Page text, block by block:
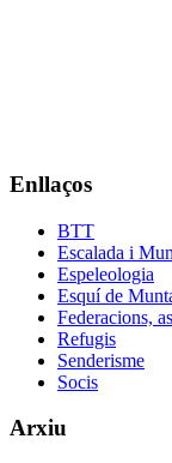
Enllaços
BTT
Escalada i
Espeleologia
Esquí de
Federacions,
Refugis
Senderisme
Socis
Arxiu